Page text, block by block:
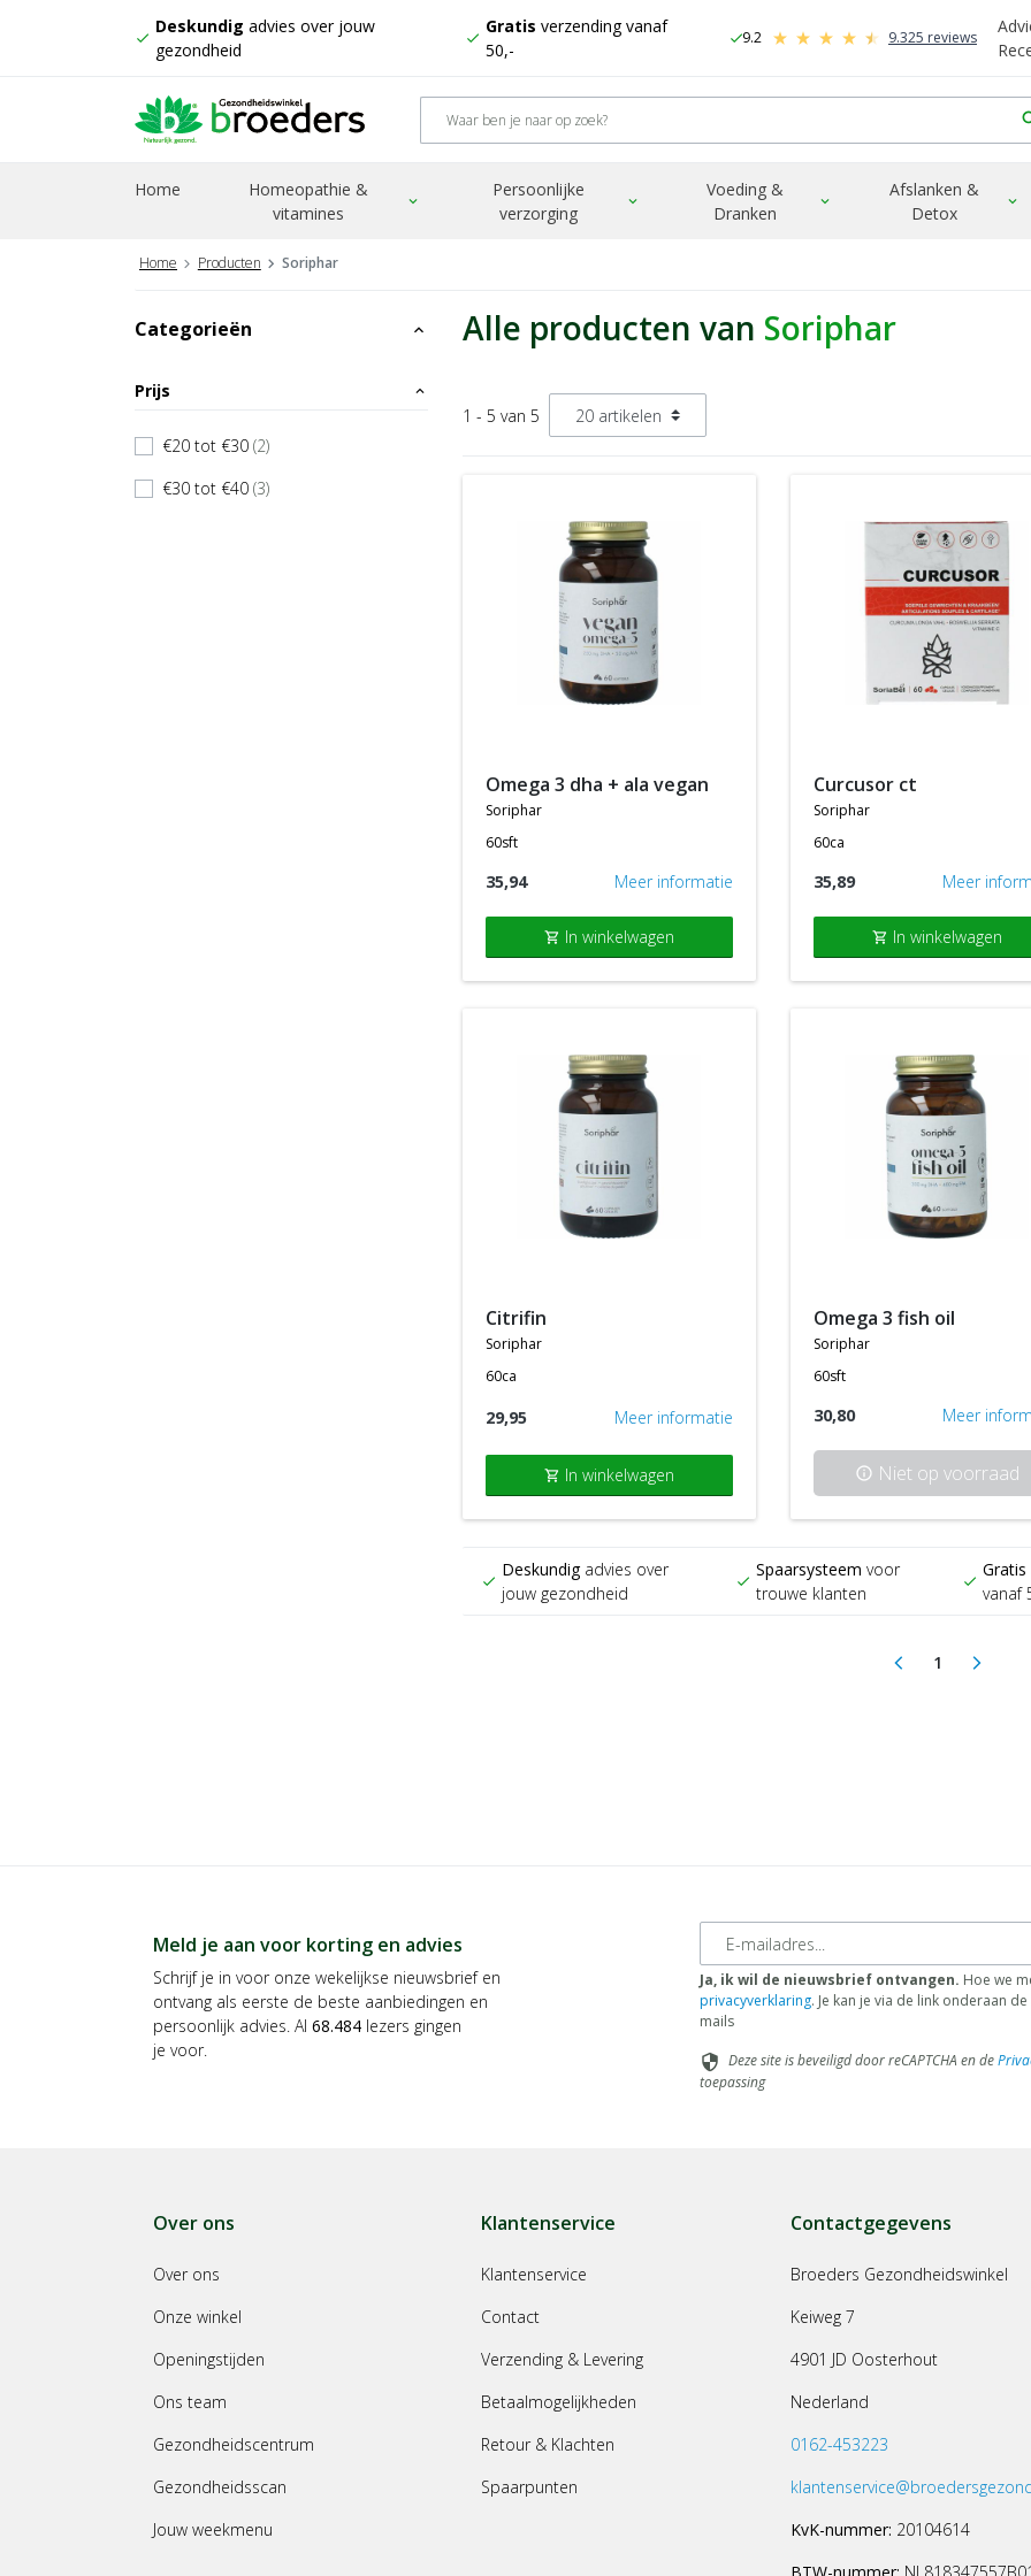
check
Deskundig advies over jouw
gezondheid
check
Gratis verzending vanaf
50,-
check9.2 9.325 reviews
Home
Homeopathie &
vitamines
expand_more
Persoonlijke
verzorging
expand_more
Voeding &
Dranken
expand_more
Afslanken &
Detox
expand_more
Home Producten Soriphar
Categorieën expand_less
Prijs expand_less
€20 tot €30 (2)
€30 tot €40 (3)
Alle producten van Soriphar
1 - 5 van 5
omega 3 dha + ala vegan
soriphar
60sft
35,94 Meer informatie
shopping_cart In winkelwagen
curcusor ct
soriphar
60ca
35,89 Meer
shopping_cart In winkelwagen
citrifin
soriphar
60ca
29,95 Meer informatie
shopping_cart In winkelwagen
omega 3 fish oil
soriphar
60sft
30,80 Meer
info Niet op voorraad
check
Deskundigadvies over
jouw gezondheid
check
Spaarsysteem voor
trouwe klanten
check
Gratis
vanaf
arrow_back_ios 1(current)
arrow_forward_ios
Meld je aan voor korting en advies
Schrijf je in voor onze wekelijkse nieuwsbrief en
ontvang als eerste de beste aanbiedingen en
persoonlijk advies. Al 68.484 lezers gingen
je voor.
E-mailadres
Ja, ik wil de nieuwsbrief ontvangen. Hoe we
privacyverklaring. Je kan je via de link onderaan
mails
security Deze site is beveiligd door reCAPTCHA en de
toepassing
Over ons
Over ons
Onze winkel
Openingstijden
Ons team
Gezondheidscentrum
Gezondheidsscan
Jouw weekmenu
Klantenservice
Klantenservice
Contact
Verzending & Levering
Betaalmogelijkheden
Retour & Klachten
Spaarpunten
Contactgegevens
Broeders Gezondheidswinkel
Keiweg 7
4901 JD Oosterhout
Nederland
0162-453223
KvK-nummer: 20104614